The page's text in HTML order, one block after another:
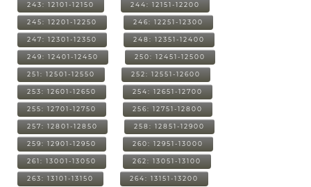
243: 12101-12150 244: 12151-12200
245: 12201-12250 246: 12251-12300
247: 12301-12350 248: 12351-12400
249: 12401-12450 250: 12451-12500
251: 12501-12550 252: 12551-12600
253: 12601-12650 254: 12651-12700
255: 12701-12750 256: 12751-12800
257: 12801-12850 258: 12851-12900
259: 12901-12950 260: 12951-13000
261: 13001-13050 262: 13051-13100
263: 13101-13150 264: 13151-13200